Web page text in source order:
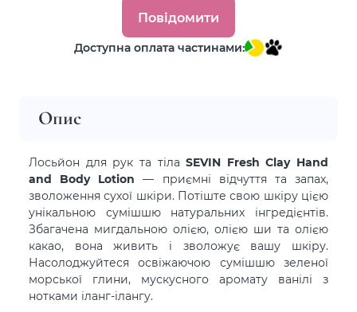
Повідомити
Доступна оплата частинами:
Опис
Лосьйон для рук та тілаSEVIN Fresh Clay Hand
and Body Lotion — приємні відчуття та запах,
зволоження сухої шкіри. Потіште свою шкіру цією
унікальною сумішшю натуральних інгредієнтів.
Збагачена мигдальною олією, олією ши та олією
какао, вона живить і зволожує вашу шкіру.
Насолоджуйтеся освіжаючою сумішшю зеленої
морської глини, мускусного аромату ванілі з
нотками іланг-ілангу.